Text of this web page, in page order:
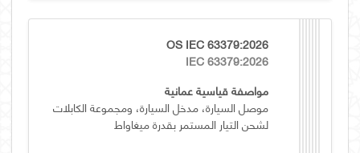
OS IEC 63379:2026
IEC 63379:2026
مواصفة قياسية عمانية
موصل السيارة، مدخل السيارة، ومجموعة الكابلات
لشحن التيار المستمر بقدرة ميغاواط